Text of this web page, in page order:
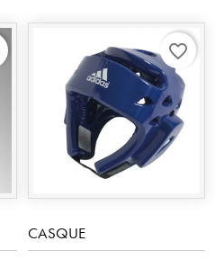
CASQUE
favorite_border